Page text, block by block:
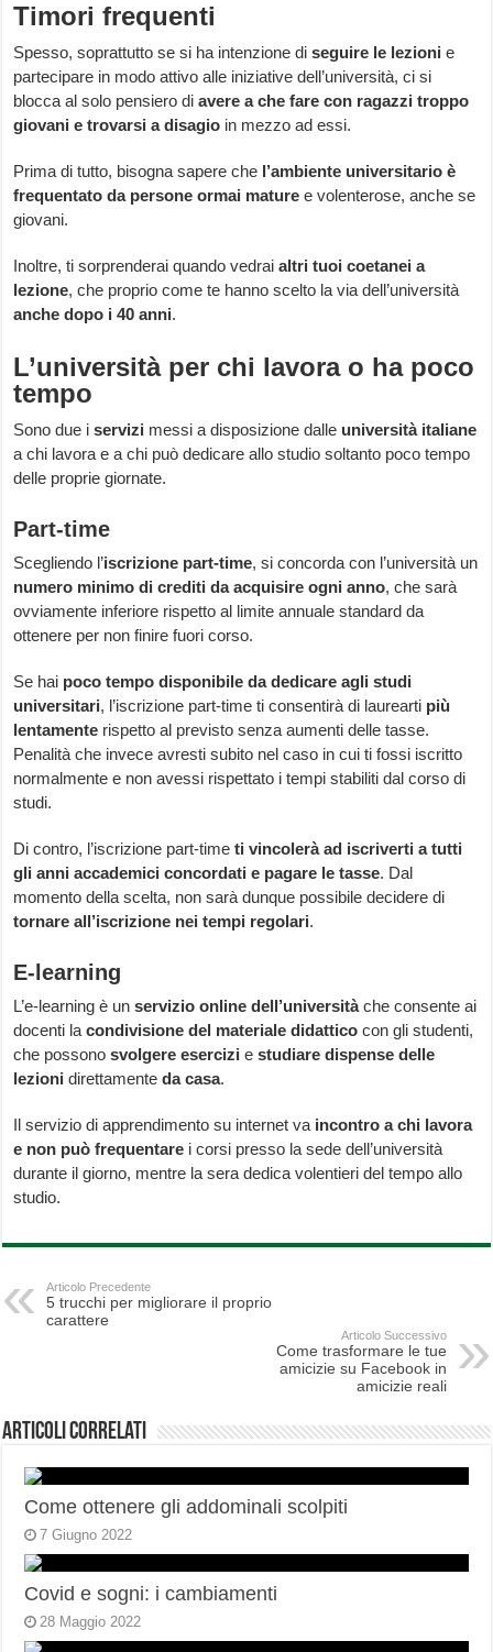
Timori frequenti
Spesso, soprattutto se si ha intenzione diseguire le lezionie
partecipare in modo attivo alle iniziative dell’università, ci si
blocca al solo pensiero diavere a che fare con ragazzi troppo
giovani e trovarsi a disagio in mezzo ad essi.
Prima di tutto, bisogna sapere che l’ambiente universitario è
frequentato da persone ormai maturee volenterose, anche se
giovani.
Inoltre, ti sorprenderai quando vedraialtri tuoi coetanei a
lezione, che proprio come te hanno scelto la via dell’università
anche dopo i 40 anni.
L’università per chi lavora o ha poco
tempo
Sono due iservizi messi a disposizione dalle università italiane
a chi lavora e a chi può dedicare allo studio soltanto poco tempo
delle proprie giornate.
Part-time
Scegliendo l’iscrizione part-time, si concorda con l’università un
numero minimo di crediti da acquisire ogni anno, che sarà
ovviamente inferiore rispetto al limite annuale standard da
ottenere per non finire fuori corso.
Se hai poco tempo disponibile da dedicare agli studi
universitari, l’iscrizione part-time ti consentirà di laurearti più
lentamente rispetto al previsto senza aumenti delle tasse.
Penalità che invece avresti subito nel caso in cui ti fossi iscritto
normalmente e non avessi rispettato i tempi stabiliti dal corso di
studi.
Di contro, l’iscrizione part-timeti vincolerà ad iscriverti a tutti
gli anni accademici concordati e pagare le tasse. Dal
momento della scelta, non sarà dunque possibile decidere di
tornare all’iscrizione nei tempi regolari.
E-learning
L’e-learning è unservizio online dell’universitàche consente ai
docenti lacondivisione del materiale didattico con gli studenti,
che possonosvolgere esercizi estudiare dispense delle
lezioni direttamenteda casa.
Il servizio di apprendimento su internet va incontro a chi lavora
e non può frequentare i corsi presso la sede dell’università
durante il giorno, mentre la sera dedica volentieri del tempo allo
studio.
Articolo Precedente
5 trucchi per migliorare il proprio
carattere
Articolo Successivo
Come trasformare le tue
amicizie su Facebook in
amicizie reali
Articoli correlati
Come ottenere gli addominali scolpiti
7 Giugno 2022
Covid e sogni: i cambiamenti
28 Maggio 2022